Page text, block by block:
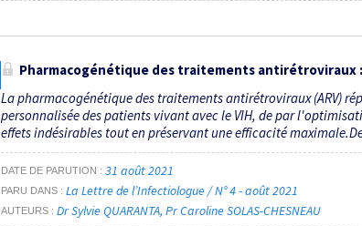
Pharmacogénétique des traitements antirétroviraux
La pharmacogénétique des traitements antirétroviraux (ARV)
personnalisée des patients vivant avec le VIH, de par
effets indésirables tout en préservant une efficacité
DATE DE PARUTION 31 août 2021
PARU DANS La Lettre de l’Infectiologue / N° 4 - août 2021
AUTEURS Dr Sylvie QUARANTA Pr Caroline SOLAS-CHESNEAU